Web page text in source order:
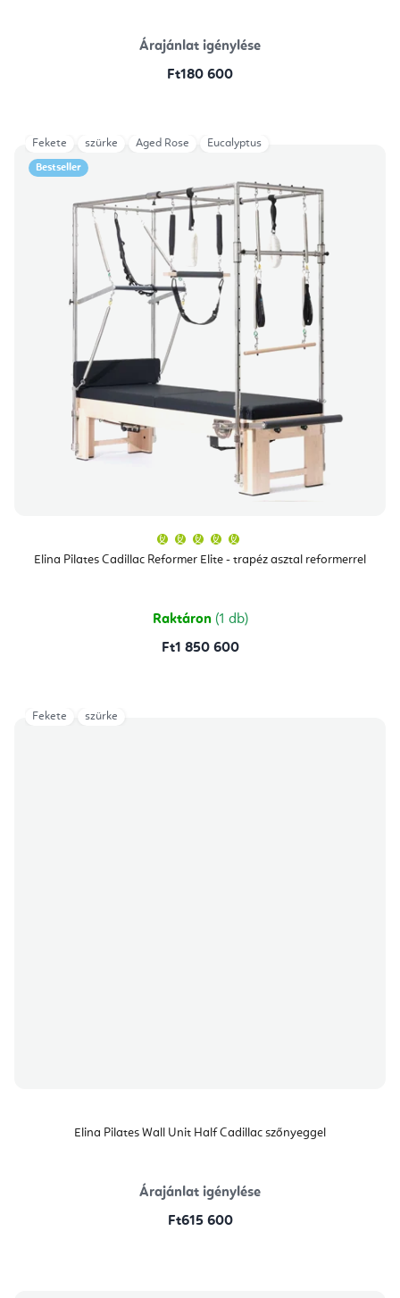
Árajánlat igénylése
Ft180 600
Bestseller
Elina Pilates Cadillac Reformer Elite - trapéz asztal reformerrel
átlagos
értékelése
csillag.
Raktáron (1 db)
Ft1 850 600
Fekete szürke Aged Rose Eucalyptus
Elina Pilates Wall Unit Half Cadillac szőnyeggel
Árajánlat igénylése
Ft615 600
Fekete szürke